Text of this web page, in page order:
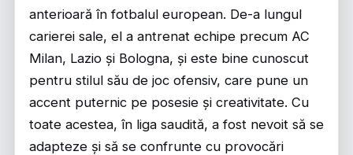
anterioară în fotbalul european. De-a lungul
carierei sale, el a antrenat echipe precum AC
Milan, Lazio și Bologna, și este bine cunoscut
pentru stilul său de joc ofensiv, care pune un
accent puternic pe posesie și creativitate. Cu
toate acestea, în liga saudită, a fost nevoit să se
adapteze și să se confrunte cu provocări